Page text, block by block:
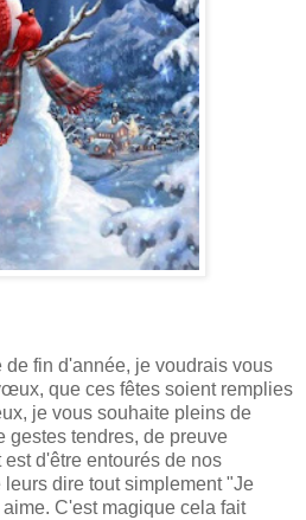
de fin d'année, je voudrais vous
que ces fêtes soient remplies
je vous souhaite pleins de
gestes tendres, de preuve
d'être entourés de nos
dire tout simplement "Je
C'est magique cela fait